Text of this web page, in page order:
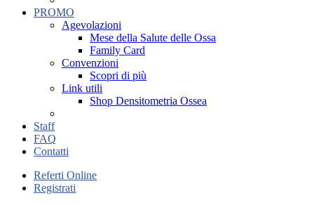
PROMO
Agevolazioni
Mese della Salute delle Ossa
Family Card
Convenzioni
Scopri di più
Link utili
Shop Densitometria Ossea
Staff
FAQ
Contatti
Referti Online
Registrati